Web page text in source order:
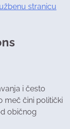
stranicu
i često
meč čini politički
običnog